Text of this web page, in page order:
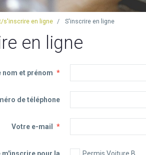
s'inscrire en ligne S'inscrire en ligne
en ligne
nom et prénom
de téléphone
Votre e-mail